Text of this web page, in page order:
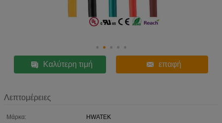
Καλύτερη τιμή επαφή
Λεπτομέρειες
Μάρκα:
HWATEK